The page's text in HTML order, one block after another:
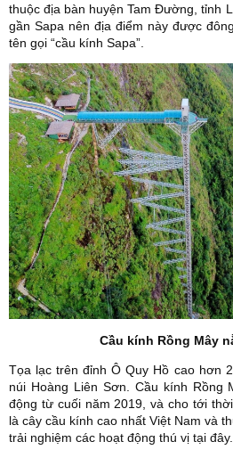
thuộc địa bàn huyện Tam Đường, tỉnh
gần Sapa nên địa điểm này được
tên gọi “cầu kính Sapa”.
Cầu kính Rồng Mây
Tọa lạc trên đỉnh Ô Quy Hồ cao hơn
núi Hoàng Liên Sơn. Cầu kính Rồng
động từ cuối năm 2019, và cho tới
là cây cầu kính cao nhất Việt Nam và
trải nghiệm các hoạt động thú vị tại đây.